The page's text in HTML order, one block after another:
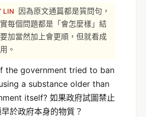
LIN
因為原文通篇都是質問句，
每個問題都是「會怎麼樣」結
加當然加上會更順，但就看成
。
the government tried to ban
a substance older than
itself? 如果政府試圖禁止
於政府本身的物質？